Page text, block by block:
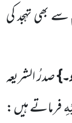
سے بھی تہجد کی
صدرُ الشریعہ
فرماتے ہیں :